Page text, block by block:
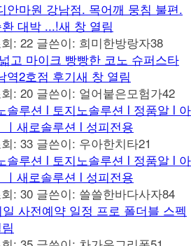
안마원 강남점. 목어깨 뭉침 불편.
대박 ...!새 창 열림
: 22 글쓴이: 희미한방랑자38
고 마이크 빵빵한 코노 슈퍼스타
역2호점 후기새 창 열림
: 20 글쓴이: 얼어붙은모험가42
솔루션 l 토지노솔루션 l 정품알 l 아
새로솔루션 l 성피전용
: 33 글쓴이: 우아한치타21
솔루션 l 토지노솔루션 l 정품알 l 아
새로솔루션 l 성피전용
: 30 글쓴이: 쓸쓸한바다사자84
사전예약 일정 프로 폴더블 스펙